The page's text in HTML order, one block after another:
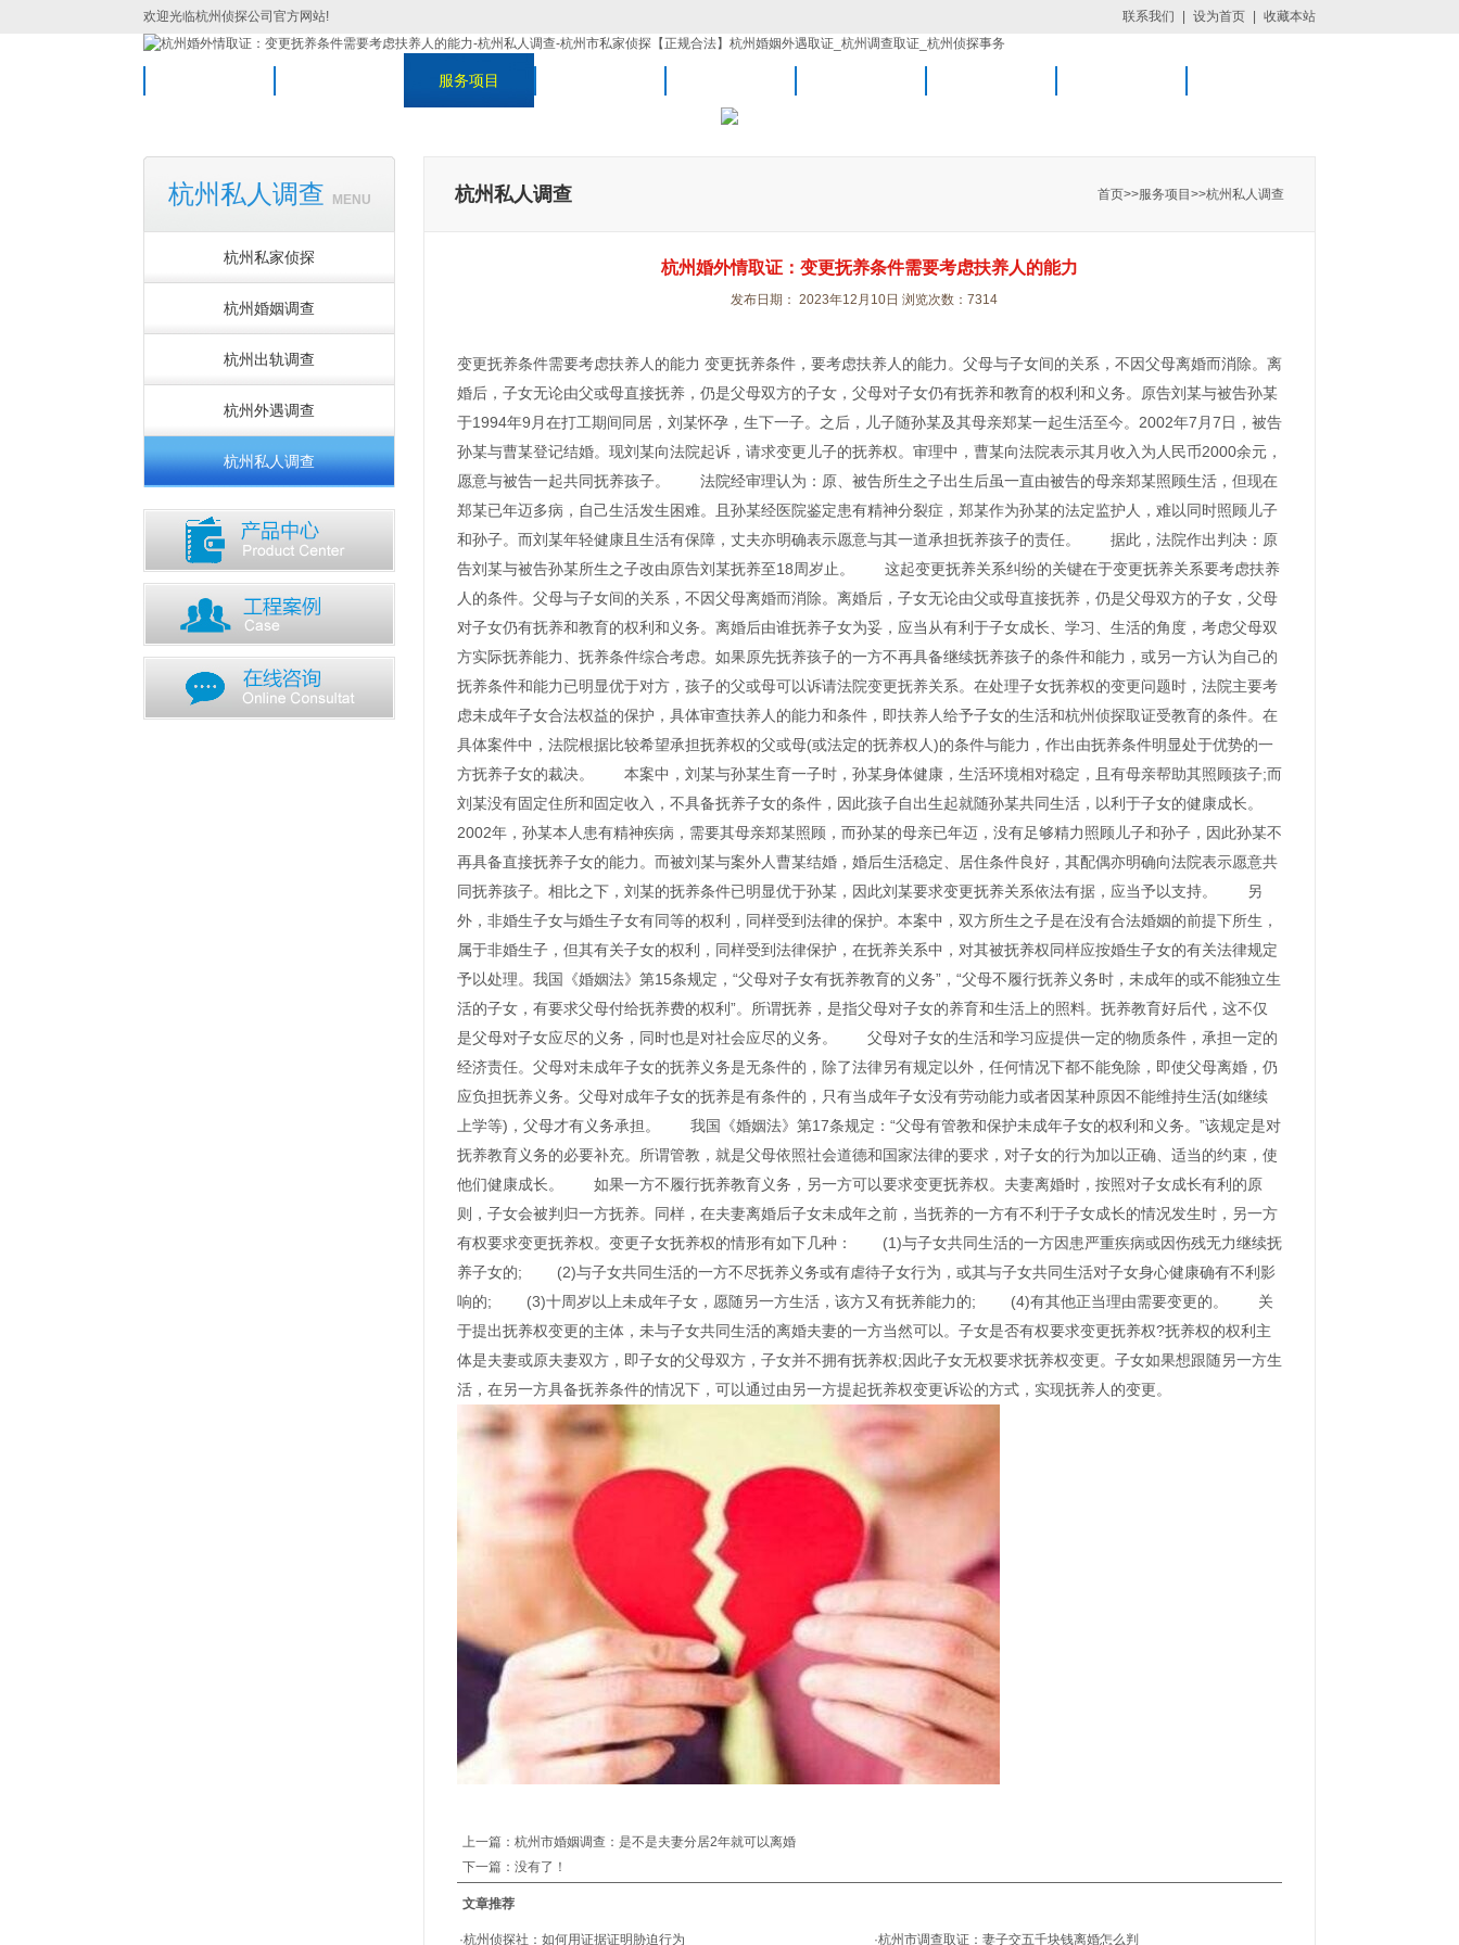
联系我们 设为首页 收藏本站
欢迎光临杭州侦探公司官方网站!
服务项目
杭州私人调查 MENU
杭州私家侦探
杭州婚姻调查
杭州出轨调查
杭州外遇调查
杭州私人调查
杭州私人调查 首页>>服务项目 >>杭州私人调查
杭州婚外情取证：变更抚养条件需要考虑扶养人的能力
发布日期： 2023年12月10日 浏览次数：7314
变更抚养条件需要考虑扶养人的能力 变更抚养条件，要考虑扶养人的能力。父母与子女间的关系，不因父母离婚而消除。离
婚后，子女无论由父或母直接抚养，仍是父母双方的子女，父母对子女仍有抚养和教育的权利和义务。原告刘某与被告孙某
于1994年9月在打工期间同居，刘某怀孕，生下一子。之后，儿子随孙某及其母亲郑某一起生活至今。2002年7月7日，被告
孙某与曹某登记结婚。现刘某向法院起诉，请求变更儿子的抚养权。审理中，曹某向法院表示其月收入为人民币2000余元，
愿意与被告一起共同抚养孩子。 法院经审理认为：原、被告所生之子出生后虽一直由被告的母亲郑某照顾生活，但现在
郑某已年迈多病，自己生活发生困难。且孙某经医院鉴定患有精神分裂症，郑某作为孙某的法定监护人，难以同时照顾儿子
和孙子。而刘某年轻健康且生活有保障，丈夫亦明确表示愿意与其一道承担抚养孩子的责任。 据此，法院作出判决：原
告刘某与被告孙某所生之子改由原告刘某抚养至18周岁止。 这起变更抚养关系纠纷的关键在于变更抚养关系要考虑扶养
人的条件。父母与子女间的关系，不因父母离婚而消除。离婚后，子女无论由父或母直接抚养，仍是父母双方的子女，父母
对子女仍有抚养和教育的权利和义务。离婚后由谁抚养子女为妥，应当从有利于子女成长、学习、生活的角度，考虑父母双
方实际抚养能力、抚养条件综合考虑。如果原先抚养孩子的一方不再具备继续抚养孩子的条件和能力，或另一方认为自己的
抚养条件和能力已明显优于对方，孩子的父或母可以诉请法院变更抚养关系。在处理子女抚养权的变更问题时，法院主要考
虑未成年子女合法权益的保护，具体审查扶养人的能力和条件，即扶养人给予子女的生活和杭州侦探取证受教育的条件。在
具体案件中，法院根据比较希望承担抚养权的父或母(或法定的抚养权人)的条件与能力，作出由抚养条件明显处于优势的一
方抚养子女的裁决。 本案中，刘某与孙某生育一子时，孙某身体健康，生活环境相对稳定，且有母亲帮助其照顾孩子;而
刘某没有固定住所和固定收入，不具备抚养子女的条件，因此孩子自出生起就随孙某共同生活，以利于子女的健康成长。
2002年，孙某本人患有精神疾病，需要其母亲郑某照顾，而孙某的母亲已年迈，没有足够精力照顾儿子和孙子，因此孙某不
再具备直接抚养子女的能力。而被刘某与案外人曹某结婚，婚后生活稳定、居住条件良好，其配偶亦明确向法院表示愿意共
同抚养孩子。相比之下，刘某的抚养条件已明显优于孙某，因此刘某要求变更抚养关系依法有据，应当予以支持。 另
外，非婚生子女与婚生子女有同等的权利，同样受到法律的保护。本案中，双方所生之子是在没有合法婚姻的前提下所生，
属于非婚生子，但其有关子女的权利，同样受到法律保护，在抚养关系中，对其被抚养权同样应按婚生子女的有关法律规定
予以处理。我国《婚姻法》第15条规定，“父母对子女有抚养教育的义务”，“父母不履行抚养义务时，未成年的或不能独立生
活的子女，有要求父母付给抚养费的权利”。所谓抚养，是指父母对子女的养育和生活上的照料。抚养教育好后代，这不仅
是父母对子女应尽的义务，同时也是对社会应尽的义务。 父母对子女的生活和学习应提供一定的物质条件，承担一定的
经济责任。父母对未成年子女的抚养义务是无条件的，除了法律另有规定以外，任何情况下都不能免除，即使父母离婚，仍
应负担抚养义务。父母对成年子女的抚养是有条件的，只有当成年子女没有劳动能力或者因某种原因不能维持生活(如继续
上学等)，父母才有义务承担。 我国《婚姻法》第17条规定：“父母有管教和保护未成年子女的权利和义务。”该规定是对
抚养教育义务的必要补充。所谓管教，就是父母依照社会道德和国家法律的要求，对子女的行为加以正确、适当的约束，使
他们健康成长。 如果一方不履行抚养教育义务，另一方可以要求变更抚养权。夫妻离婚时，按照对子女成长有利的原
则，子女会被判归一方抚养。同样，在夫妻离婚后子女未成年之前，当抚养的一方有不利于子女成长的情况发生时，另一方
有权要求变更抚养权。变更子女抚养权的情形有如下几种： (1)与子女共同生活的一方因患严重疾病或因伤残无力继续抚
养子女的; (2)与子女共同生活的一方不尽抚养义务或有虐待子女行为，或其与子女共同生活对子女身心健康确有不利影
响的; (3)十周岁以上未成年子女，愿随另一方生活，该方又有抚养能力的; (4)有其他正当理由需要变更的。 关
于提出抚养权变更的主体，未与子女共同生活的离婚夫妻的一方当然可以。子女是否有权要求变更抚养权?抚养权的权利主
体是夫妻或原夫妻双方，即子女的父母双方，子女并不拥有抚养权;因此子女无权要求抚养权变更。子女如果想跟随另一方生
活，在另一方具备抚养条件的情况下，可以通过由另一方提起抚养权变更诉讼的方式，实现抚养人的变更。
上一篇：杭州市婚姻调查：是不是夫妻分居2年就可以离婚
下一篇：没有了！
文章推荐
·杭州侦探社：如何用证据证明胁迫行为 ·杭州市调查取证：妻子交五千块钱离婚怎么判